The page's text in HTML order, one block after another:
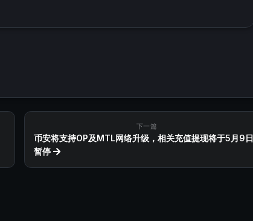
下一篇
币安将支持OP及MTL网络升级，相关充值提现将于5月9日
暂停